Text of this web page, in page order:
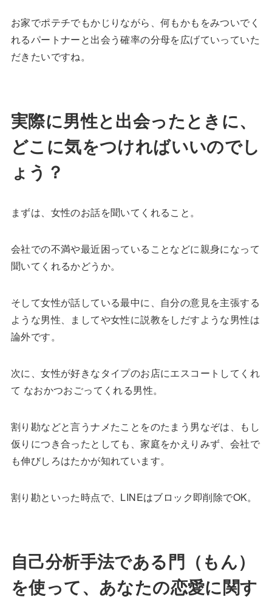
お家でポテチでもかじりながら、何もかもをみついでく
れるパートナーと出会う確率の分母を広げていっていた
だきたいですね。
実際に男性と出会ったときに、
どこに気をつければいいのでし
ょう？
まずは、女性のお話を聞いてくれること。
会社での不満や最近困っていることなどに親身になって
聞いてくれるかどうか。
そして女性が話している最中に、自分の意見を主張する
ような男性、ましてや女性に説教をしだすような男性は
論外です。
次に、女性が好きなタイプのお店にエスコートしてくれ
て なおかつおごってくれる男性。
割り勘などと言うナメたことをのたまう男なぞは、もし
仮りにつき合ったとしても、家庭をかえりみず、会社で
も伸びしろはたかが知れています。
割り勘といった時点で、LINEはブロック即削除でOK。
自己分析手法である門（もん）
を使って、あなたの恋愛に関す